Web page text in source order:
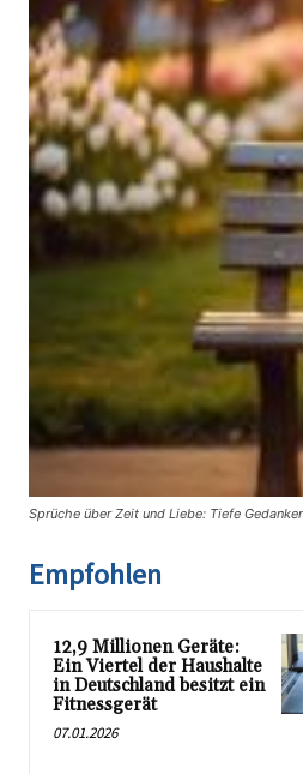
Sprüche über Zeit und Liebe: Tiefe
Empfohlen
12,9 Millionen Geräte:
Ein Viertel der Haushalte
in Deutschland besitzt ein
Fitnessgerät
07.01.2026